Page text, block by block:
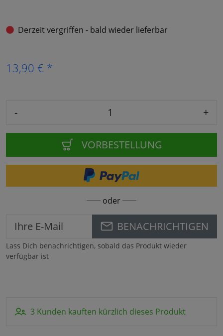
Derzeit vergriffen - bald wieder lieferbar
13,90 € *
- +
VORBESTELLUNG
oder
BENACHRICHTIGEN
Lass Dich benachrichtigen, sobald das Produkt wieder
verfügbar ist
3 Kunden kauften kürzlich dieses Produkt